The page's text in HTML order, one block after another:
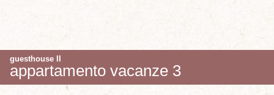
guesthouse II
appartamento vacanze 3